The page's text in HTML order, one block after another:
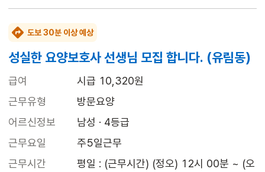
도보 30분 이상 예상
성실한 요양보호사 선생님 모집 합니다. (유림동)
급여
시급 10,320원
근무유형
방문요양
어르신정보
남성 · 4등급
근무요일
주5일근무
근무시간
평일 : (근무시간) (정오) 12시 00분 ~ (오